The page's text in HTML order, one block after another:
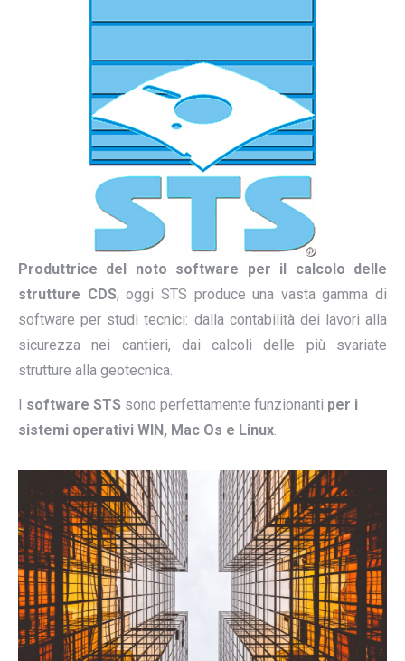
Produttrice del noto software per il calcolo delle
strutture CDS, oggi STS produce una vasta gamma di
software per studi tecnici: dalla contabilità dei lavori alla
sicurezza nei cantieri, dai calcoli delle più svariate
strutture alla geotecnica.
I software STS sono perfettamente funzionanti per i
sistemi operativi WIN, Mac Os e Linux.